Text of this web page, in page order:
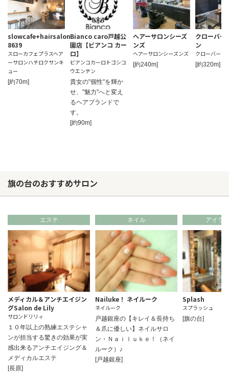
slowcafe+hairsalon
8639
スローカフェプラスヘア
ーサロンハチロクサンキ
ュー
[約70m]
Bianco caro戸越公
園店【ビアンコ カー
ロ】
ビアンコカーロトゴシコ
ウエンテン
貴女の"個性"を輝か
せ、"魅力"へと変え
るヘアブランドで
す。
[約90m]
ヘアーサロンシーズ
ンズ
ヘアーサロンシーズンズ
[約240m]
クローバー
ン
クローバーヘ
[約320m]
旗の台のおすすめサロン
エステ
メディカル＆アンチエイジン
グSalon de Lily
サロンドリリィ
１０年以上の熟練エステシャ
ンが担当する驚きの効果が実
感出来るアンチエイジング＆
メディカルエステ
[長原]
ネイル
Nailuke！ ネイルーク
ネイルーク
戸越銀座の【キレイ＆長持ち
＆爪に優しい】ネイルサロ
ン・Ｎａｉｌｕｋｅ！（ネイ
ルーク）♪
[戸越銀座]
アイラ
Splash
スプラッシュ
[旗の台]